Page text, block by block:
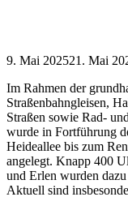
9. Mai 202521. Mai
Im Rahmen der
Straßenbahngleisen,
Straßen sowie Rad-
wurde in Fortführung
Heideallee bis zum
angelegt. Knapp 400
und Erlen wurden
Aktuell sind